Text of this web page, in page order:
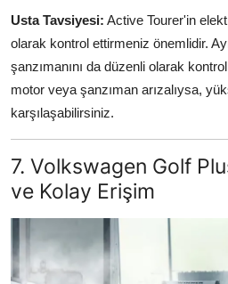
Usta Tavsiyesi: Active Tourer'in
olarak kontrol ettirmeniz önemlidir.
şanzımanını da düzenli olarak
motor veya şanzıman arızalıysa,
karşılaşabilirsiniz.
7. Volkswagen Golf
ve Kolay Erişim